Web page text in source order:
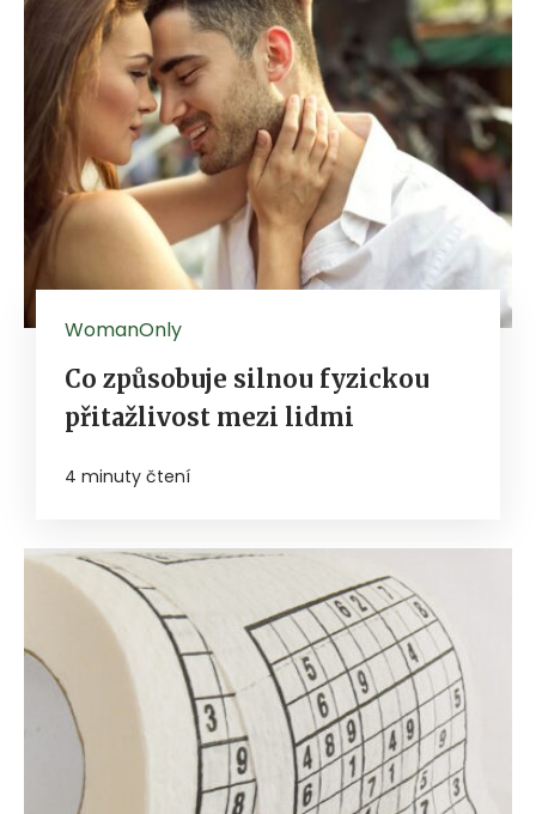
WomanOnly
Co způsobuje silnou fyzickou
přitažlivost mezi lidmi
4 minuty čtení